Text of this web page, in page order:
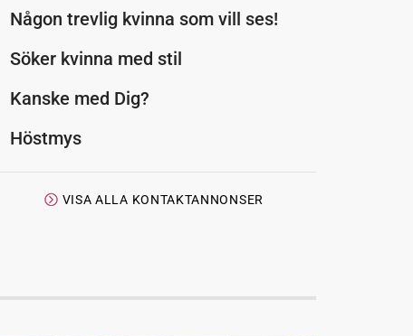
Någon trevlig kvinna som vill ses!
Söker kvinna med stil
Kanske med Dig?
Höstmys
VISA ALLA KONTAKTANNONSER